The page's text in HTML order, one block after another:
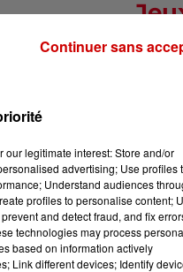
en
place
et de
vous sur
legitimate interest: Store and/or
advertising; Use profiles
Understand audiences
profiles to personalise content;
and detect fraud, and fix
technologies may process
based on information actively
Link different devices; Identify
Continuer sans